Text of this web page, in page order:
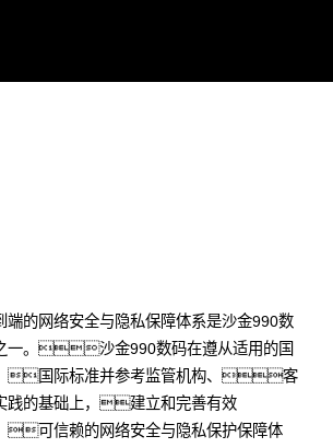
端的网络安全与隐私保障体系是沙金990数
一。沙金990数码在遵从适用的国
、国际标准并参考监管机构、客
践的基础上，建立和完善有效
可信赖的网络安全与隐私保护保障体